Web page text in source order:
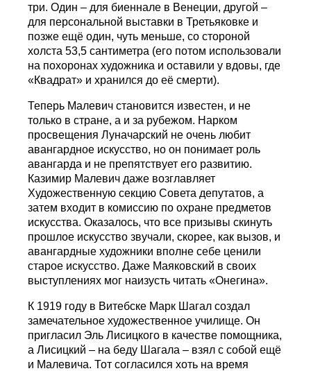
три. Один – для биеннале в Венеции, другой –
для персональной выставки в Третьяковке и
позже ещё один, чуть меньше, со стороной
холста 53,5 сантиметра (его потом использовали
на похоронах художника и оставили у вдовы, где
«Квадрат» и хранился до её смерти).
Теперь Малевич становится известен, и не
только в стране, а и за рубежом. Нарком
просвещения Луначарский не очень любит
авангардное искусство, но он понимает роль
авангарда и не препятствует его развитию.
Казимир Малевич даже возглавляет
Художественную секцию Совета депутатов, а
затем входит в комиссию по охране предметов
искусства. Оказалось, что все призывы скинуть
прошлое искусство звучали, скорее, как вызов, и
авангардные художники вполне себе ценили
старое искусство. Даже Маяковский в своих
выступлениях мог наизусть читать «Онегина».
К 1919 году в Витебске Марк Шагал создал
замечательное художественное училище. Он
пригласил Эль Лисицкого в качестве помощника,
а Лисицкий – на беду Шагала – взял с собой ещё
и Малевича. Тот согласился хоть на время